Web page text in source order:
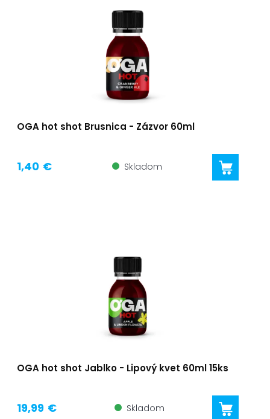
OGA hot shot Brusnica - Zázvor 60ml
1,40 € Skladom
OGA hot shot Jablko - Lipový kvet 60ml 15ks
19,99 € Skladom